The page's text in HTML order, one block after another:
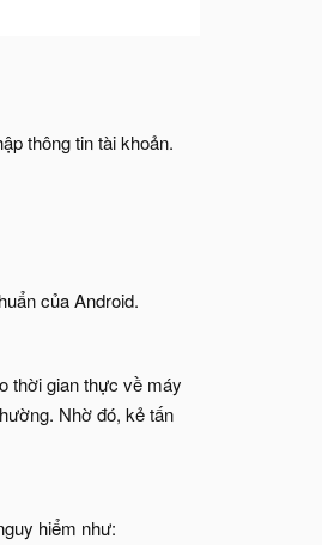
thông tin tài khoản.
của Android.
thời gian thực về máy
Nhờ đó, kẻ tấn
hiểm như: